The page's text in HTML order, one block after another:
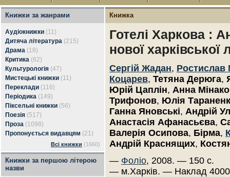
Книжки за жанрами
Аудіокнижки (11)
Дитяча література (215)
Драма (18)
Критика (62)
Культурологія (47)
Мистецькі книжки (11)
Переклади (116)
Періодика (149)
Піксельні книжки (56)
Поезія (517)
Проза (1098)
Пропонується видавцям (21)
Всі книжки (1660)
Книжки за першою літерою
назви
Книжка
Готелі Харкова :
нової харківської
Сергій Жадан, Ростислав
Коцарев, Тетяна Дерюга,
Юрій Цаплін, Анна
Трифонов, Юлія
Ганна Яновські, Андрій
Анастасія Афанасьєва,
Валерія Осипова, Бірма,
Андрій Краснящих,
— Фоліо, 2008. — 150 с.
— м.Харків. — Наклад